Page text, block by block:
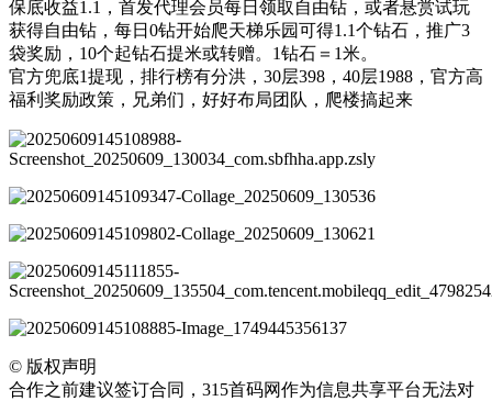
保底收益1.1，首发代理会员每日领取自由钻，或者悬赏试玩
获得自由钻，每日0钻开始爬天梯乐园可得1.1个钻石，推广3
袋奖励，10个起钻石提米或转赠。1钻石＝1米。
官方兜底1提现，排行榜有分洪，30层398，40层1988，官方高
福利奖励政策，兄弟们，好好布局团队，爬楼搞起来
© 版权声明
合作之前建议签订合同，315首码网作为信息共享平台无法对